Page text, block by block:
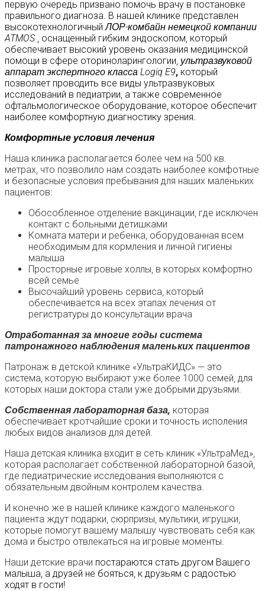
первую очередь призвано помочь врачу в постановке
правильного диагноза. В нашей клинике представлен
высокотехнологичный ЛОР-комбайн немецкой компании
ATMOS, оснащенный гибким эндоскопом, который
обеспечивает высокий уровень оказания медицинской
помощи в сфере оториноларингологии, ультразвуковой
аппарат экспертного класса Logiq E9, который
позволяет проводить все виды ультразвуковых
исследований в педиатрии, а также современное
офтальмологическое оборудование, которое обеспечит
наиболее комфортную диагностику зрения.
Комфортные условия лечения
Наша клиника располагается более чем на 500 кв.
метрах, что позволило нам создать наиболее комфотные
и безопасные условия пребывания для наших маленьких
пациентов:
Обособленное отделение вакцинации, где исключен
контакт с больными детишками
Комната матери и ребенка, оборудованная всем
необходимым для кормления и личной гигиены
малыша
Просторные игровые холлы, в которых комфортно
всей семье
Высочайший уровень сервиса, который
обеспечивается на всех этапах лечения от
регистратуры до консультации врача
Отработанная за многие годы система
патронажного наблюдения маленьких пациентов
Патронаж в детской клинике «УльтраКИДС» — это
система, которую выбирают уже более 1000 семей, для
которых наши доктора стали уже добрыми друзьями.
Собственная лабораторная база, которая
обеспечивает кротчайшие сроки и точность исполения
любых видов анализов для детей.
Наша детская клиника входит в сеть клиник «УльтраМед»,
которая располагает собственной лабораторной базой,
где педиатрические исследования выполняются с
обязательным двойным контролем качества.
И конечно же в нашей клинике каждого маленького
пациента ждут подарки, сюрпризы, мультики, игрушки,
которые помогут вашему малышу чувствовать себя как
дома и быстро отвлекаться на игровые моменты.
Наши детские врачи постараются стать другом Вашего
малыша, а друзей не бояться, к друзьям с радостью
ходят в гости!